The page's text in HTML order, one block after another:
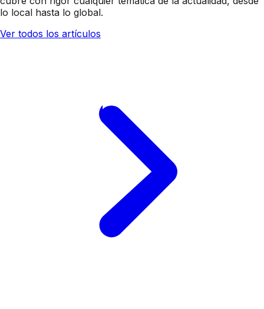
lo local hasta lo global.
Ver todos los artículos